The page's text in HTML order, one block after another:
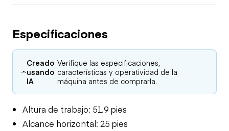
Especificaciones
Creado
usando
IA
Verifique las especificaciones,
características y operatividad de la
máquina antes de comprarla.
Altura de trabajo: 51.9 pies
Alcance horizontal: 25 pies